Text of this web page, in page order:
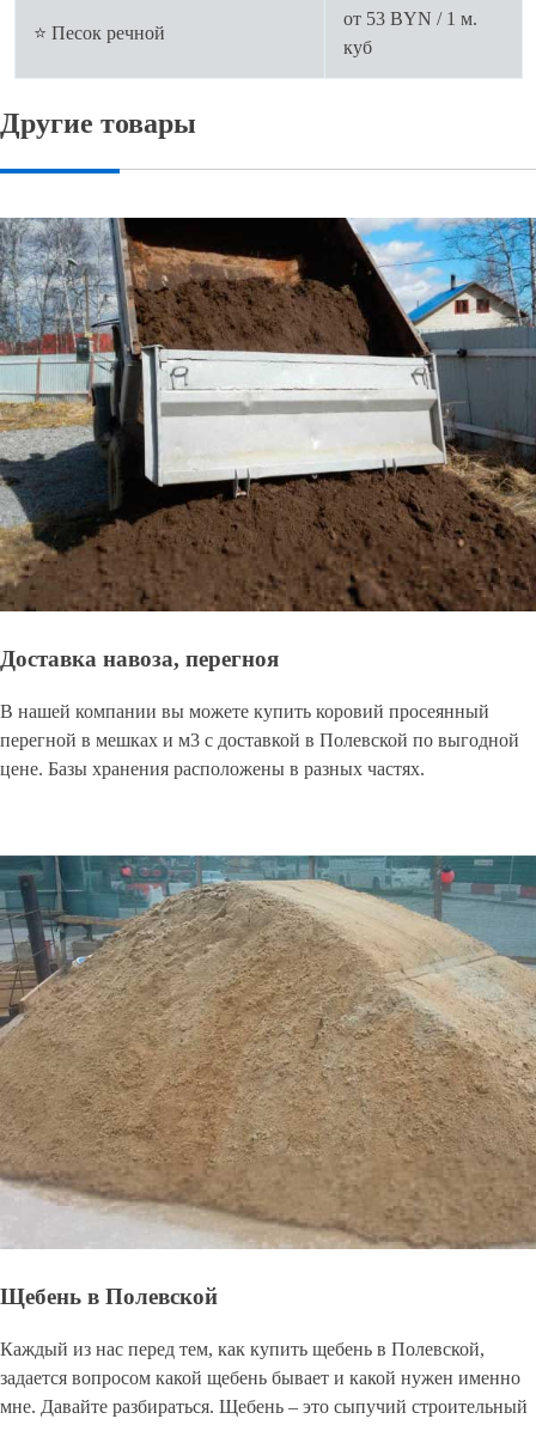
⭐ Песок речной
от 53 BYN / 1 м.
куб
Другие товары
Доставка навоза, перегноя
В нашей компании вы можете купить коровий просеянный
перегной в мешках и м3 с доставкой в Полевской по выгодной
цене. Базы хранения расположены в разных частях.
Щебень в Полевской
Каждый из нас перед тем, как купить щебень в Полевской,
задается вопросом какой щебень бывает и какой нужен именно
мне. Давайте разбираться. Щебень – это сыпучий строительный